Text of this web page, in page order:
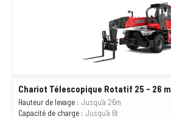
Chariot Télescopique Rotatif 25 - 26 m
Hauteur de levage : Jusqu'à 26m
Capacité de charge : Jusqu'à 6t